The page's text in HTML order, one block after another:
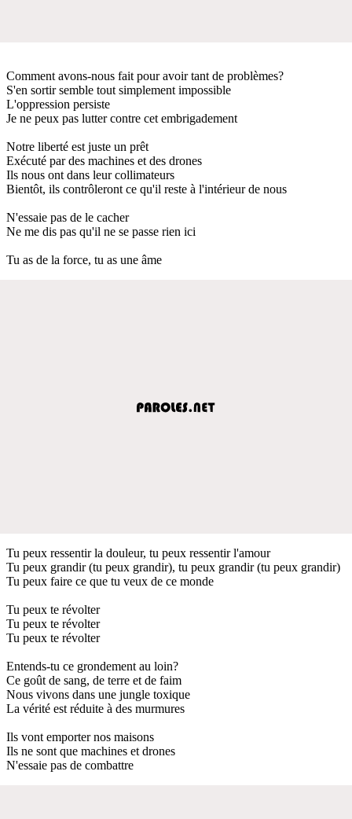
Comment avons-nous fait pour avoir tant de problèmes?
S'en sortir semble tout simplement impossible
L'oppression persiste
Je ne peux pas lutter contre cet embrigadement
Notre liberté est juste un prêt
Exécuté par des machines et des drones
Ils nous ont dans leur collimateurs
Bientôt, ils contrôleront ce qu'il reste à l'intérieur de nous
N'essaie pas de le cacher
Ne me dis pas qu'il ne se passe rien ici
Tu as de la force, tu as une âme
Tu peux ressentir la douleur, tu peux ressentir l'amour
Tu peux grandir (tu peux grandir), tu peux grandir (tu peux grandir)
Tu peux faire ce que tu veux de ce monde
Tu peux te révolter
Tu peux te révolter
Tu peux te révolter
Entends-tu ce grondement au loin?
Ce goût de sang, de terre et de faim
Nous vivons dans une jungle toxique
La vérité est réduite à des murmures
Ils vont emporter nos maisons
Ils ne sont que machines et drones
N'essaie pas de combattre